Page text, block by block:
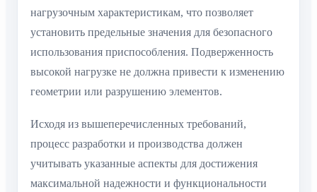
нагрузочным характеристикам, что позволяет
установить предельные значения для безопасного
использования приспособления. Подверженность
высокой нагрузке не должна привести к изменению
геометрии или разрушению элементов.
Исходя из вышеперечисленных требований,
процесс разработки и производства должен
учитывать указанные аспекты для достижения
максимальной надежности и функциональности